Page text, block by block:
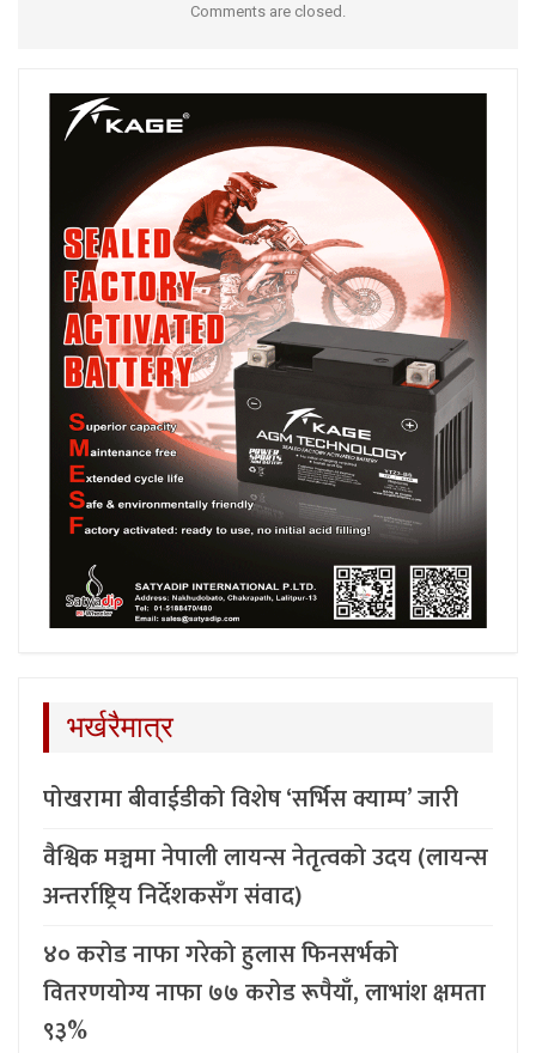
Comments are closed.
भर्खरैमात्र
पोखरामा बीवाईडीको विशेष ‘सर्भिस क्याम्प’ जारी
वैश्विक मञ्चमा नेपाली लायन्स नेतृत्वको उदय (लायन्स
अन्तर्राष्ट्रिय निर्देशकसँग संवाद)
४० करोड नाफा गरेको हुलास फिनसर्भको
वितरणयोग्य नाफा ७७ करोड रूपैयाँ, लाभांश क्षमता
९३%